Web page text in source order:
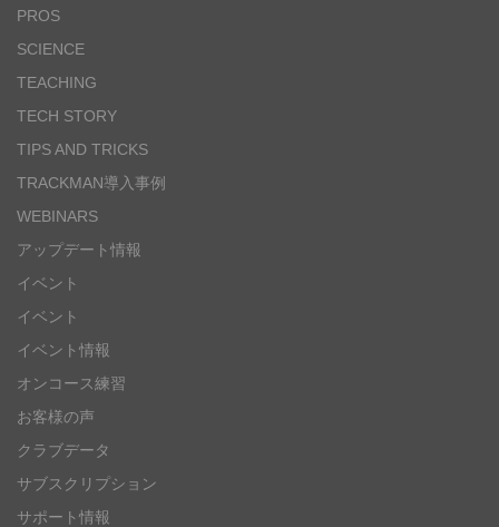
PROS
SCIENCE
TEACHING
TECH STORY
TIPS AND TRICKS
TRACKMAN導入事例
WEBINARS
アップデート情報
イベント
イベント
イベント情報
オンコース練習
お客様の声
クラブデータ
サブスクリプション
サポート情報